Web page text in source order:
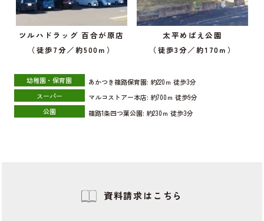
ツルハドラッグ 百合が原店
（徒歩7分／約500ｍ）
太平めばえ公園
（徒歩3分／約170ｍ）
幼稚園・保育園 あかつき篠路保育園: 約220ｍ 徒歩3分
スーパー
マルコストアー本店: 約700ｍ 徒歩9分
公園
篠路1条四つ葉公園: 約230ｍ 徒歩3分
資料請求はこちら